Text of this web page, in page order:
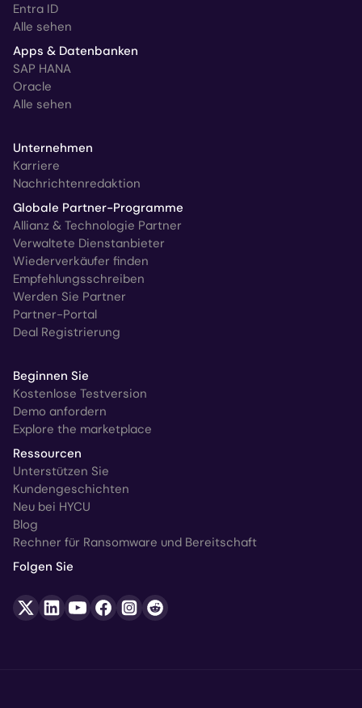
Entra ID
Alle sehen
Apps & Datenbanken
SAP HANA
Oracle
Alle sehen
Unternehmen
Karriere
Nachrichtenredaktion
Globale Partner-Programme
Allianz & Technologie Partner
Verwaltete Dienstanbieter
Wiederverkäufer finden
Empfehlungsschreiben
Werden Sie Partner
Partner-Portal
Deal Registrierung
Beginnen Sie
Kostenlose Testversion
Demo anfordern
Explore the marketplace
Ressourcen
Unterstützen Sie
Kundengeschichten
Neu bei HYCU
Blog
Rechner für Ransomware und Bereitschaft
Folgen Sie